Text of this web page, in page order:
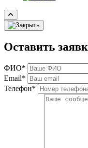
Оставить
ФИО*
Email*
Телефон*